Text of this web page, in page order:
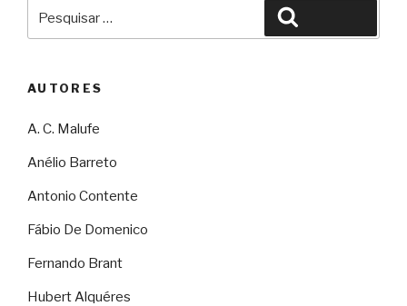
por:
AUTORES
A. C. Malufe
Anélio Barreto
Antonio Contente
Fábio De Domenico
Fernando Brant
Hubert Alquéres